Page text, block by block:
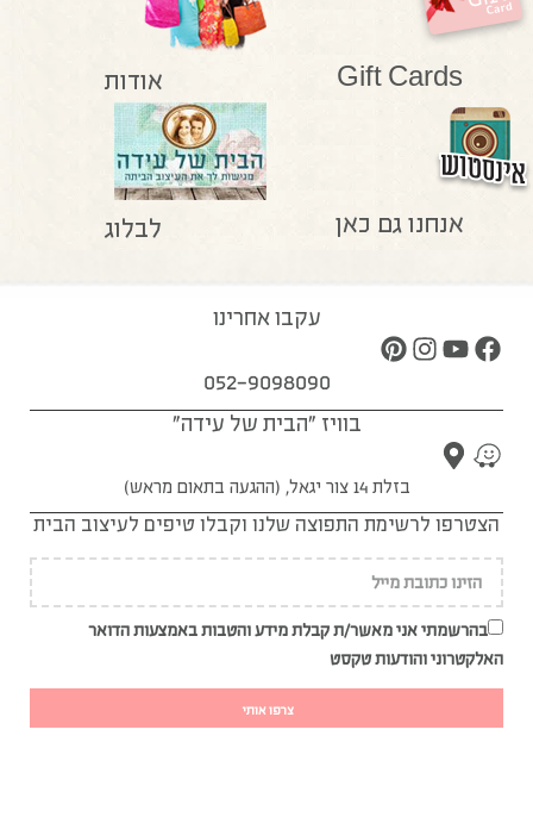
Gift Cards אודות
אנחנו גם כאן לבלוג
עקבו אחרינו
052-9098090
בוויז "הבית של עידה"
בזלת 14 צור יגאל, (ההגעה בתאום מראש)
הצטרפו לרשימת התפוצה שלנו וקבלו טיפים לעיצוב הבית
בהרשמתי אני מאשר/ת קבלת מידע והטבות באמצעות הדואר
האלקטרוני והודעות טקסט
צרפו אותי